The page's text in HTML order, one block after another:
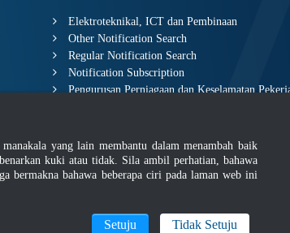
Elektroteknikal, ICT dan Pembinaan
Other Notification Search
Regular Notification Search
Notification Subscription
Pengurusan Perniagaan dan Keselamatan
yang lain membantu dalam menambah baik
kuki atau tidak. Sila ambil perhatian, bahawa
bermakna bahawa beberapa ciri pada laman web ini
Setuju Tidak Setuju